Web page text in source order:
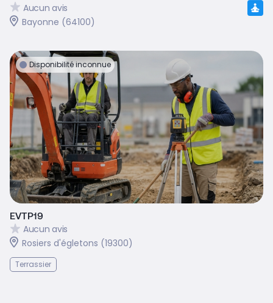
Aucun avis
Bayonne (64100)
Disponibilité inconnue
EVTP19
Aucun avis
Rosiers d'égletons (19300)
Terrassier